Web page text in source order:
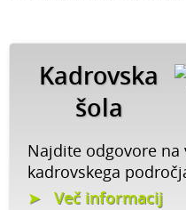
Kadrovska
šola
Najdite odgovore na
kadrovskega
Več informacij